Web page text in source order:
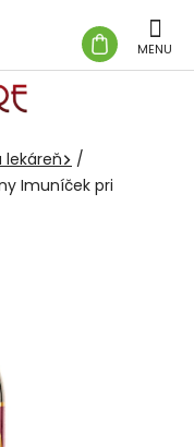
KOŠÍK
lekáreň
/
Imuníček pri